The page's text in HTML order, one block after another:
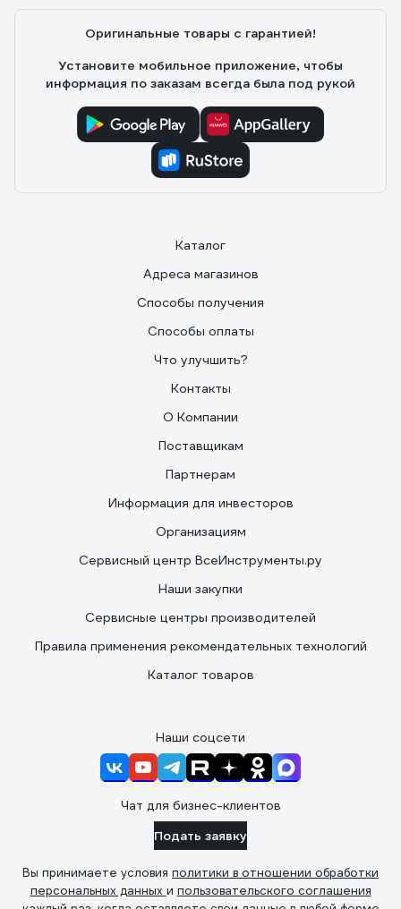
Оригинальные товары с гарантией!
Установите мобильное приложение, чтобы
информация по заказам всегда была под рукой
Каталог
Адреса магазинов
Способы получения
Способы оплаты
Что улучшить?
Контакты
О Компании
Поставщикам
Партнерам
Информация для инвесторов
Организациям
Сервисный центр ВсеИнструменты.ру
Наши закупки
Сервисные центры производителей
Правила применения рекомендательных технологий
Каталог товаров
Наши соцсети
Чат для бизнес-клиентов
Подать заявку
Вы принимаете условия политики в отношении обработки
персональных данных и пользовательского соглашения